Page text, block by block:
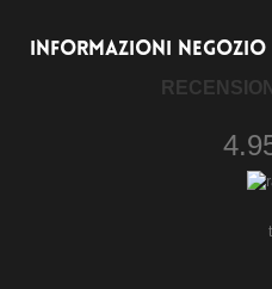
INFORMAZIONI NEGOZIO